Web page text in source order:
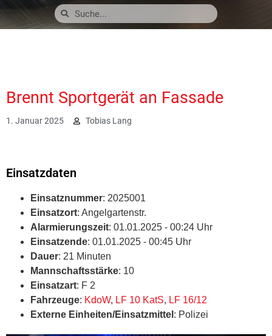
Brennt Sportgerät an Fassade
1. Januar 2025 Tobias Lang
Einsatzdaten
Einsatznummer: 2025001
Einsatzort: Angelgartenstr.
Alarmierungszeit: 01.01.2025 - 00:24 Uhr
Einsatzende: 01.01.2025 - 00:45 Uhr
Dauer: 21 Minuten
Mannschaftsstärke: 10
Einsatzart: F 2
Fahrzeuge: KdoW, LF 10 KatS, LF 16/12
Externe Einheiten/Einsatzmittel : Polizei